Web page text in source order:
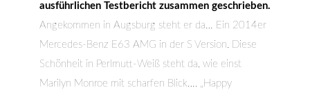
ausführlichen Testbericht zusammen geschrieben.
Angekommen in Augsburg steht er da… Ein 2014er
Mercedes-Benz E63 AMG in der S Version. Diese
Schönheit in Perlmutt-Weiß steht da, wie einst
Marilyn Monroe mit scharfen Blick…. „Happy